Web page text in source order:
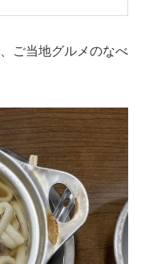
ご当地グルメのなべ